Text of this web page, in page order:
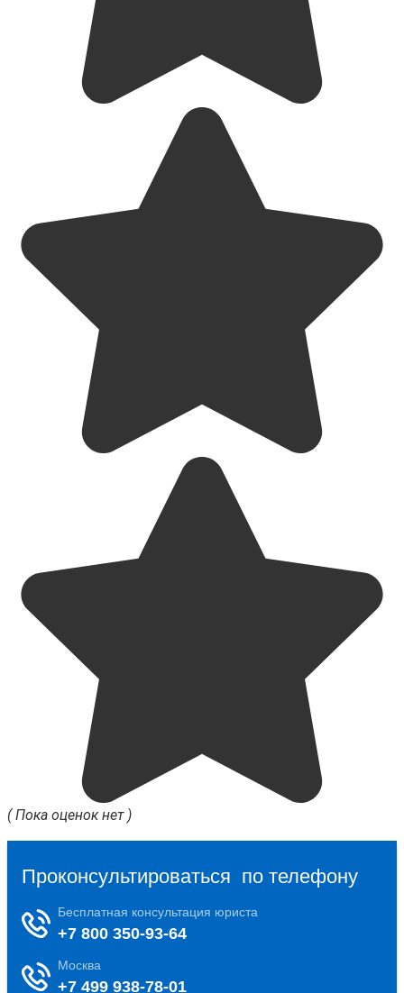
( Пока оценок нет )